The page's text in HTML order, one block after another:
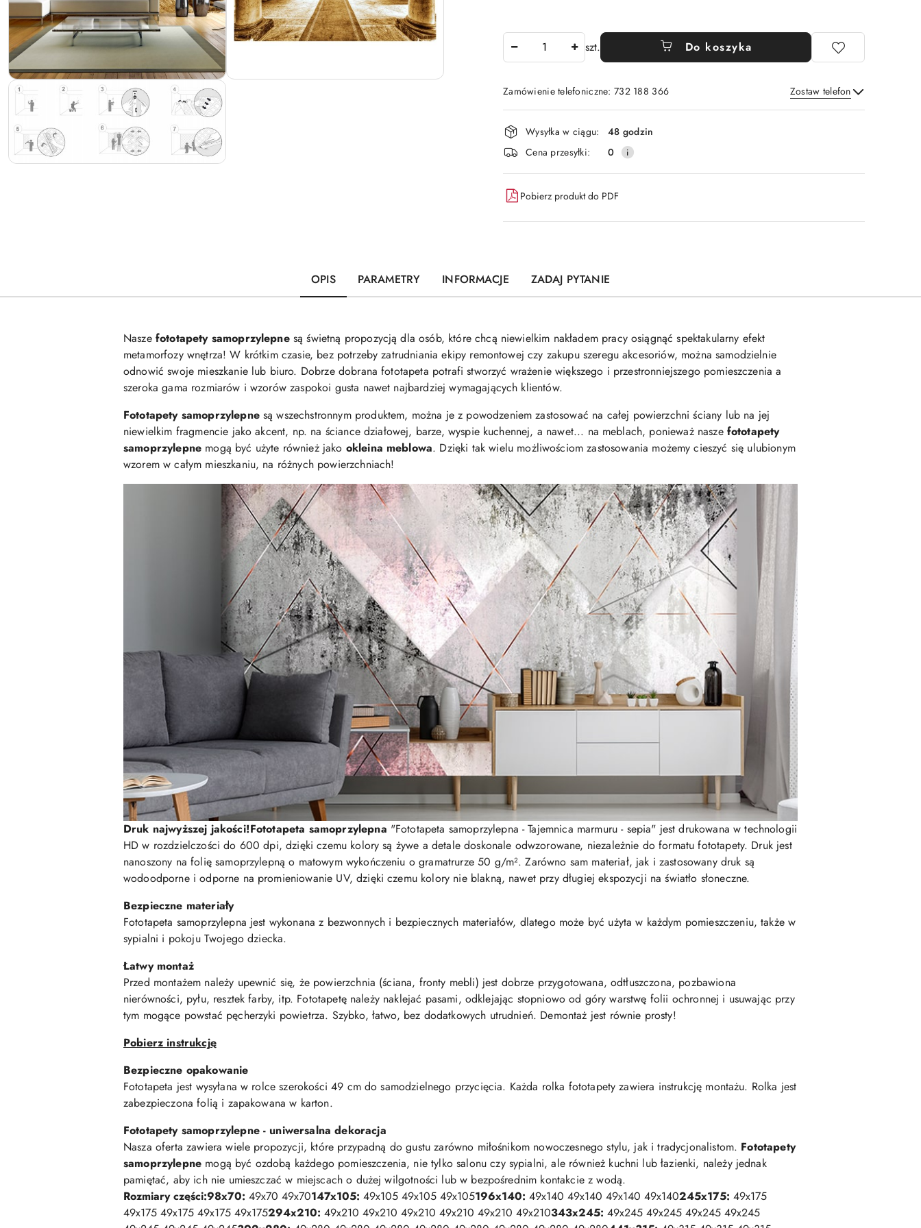
szt. Do koszyka
Zamówienie telefoniczne: 732 188 366 Zostaw telefon
Wyślij
Dostępność
i
dostawa
Wysyłka w ciągu:
48 godzin
Cena przesyłki:
0
Pobierz produkt do PDF
OPIS PARAMETRY INFORMACJE ZADAJ PYTANIE
Nasze fototapety samoprzylepnesą świetną propozycją dla osób, które chcą niewielkim nakładem pracy osiągnąć spektakularny efekt
metamorfozy wnętrza! W krótkim czasie, bez potrzeby zatrudniania ekipy remontowej czy zakupu szeregu akcesoriów, można samodzielnie
odnowić swoje mieszkanie lub biuro. Dobrze dobrana fototapeta potrafi stworzyć wrażenie większego i przestronniejszego pomieszczenia a
szeroka gama rozmiarów i wzorów zaspokoi gusta nawet najbardziej wymagających klientów.
Fototapety samoprzylepnesą wszechstronnym produktem, można je z powodzeniem zastosować na całej powierzchni ściany lub na jej
niewielkim fragmencie jako akcent, np. na ściance działowej, barze, wyspie kuchennej, a nawet... na meblach, ponieważ nasze fototapety
samoprzylepne mogą być użyte również jako okleina meblowa. Dzięki tak wielu możliwościom zastosowania możemy cieszyć się ulubionym
wzorem w całym mieszkaniu, na różnych powierzchniach!
Druk najwyższej jakości!Fototapeta samoprzylepna "Fototapeta samoprzylepna - Tajemnica marmuru - sepia" jest drukowana w technologii
HD w rozdzielczości do 600 dpi, dzięki czemu kolory są żywe a detale doskonale odwzorowane, niezależnie do formatu fototapety. Druk jest
nanoszony na folię samoprzylepną o matowym wykończeniu o gramatrurze 50 g/m². Zarówno sam materiał, jak i zastosowany druk są
wodoodporne i odporne na promieniowanie UV, dzięki czemu kolory nie blakną, nawet przy długiej ekspozycji na światło słoneczne.
Bezpieczne materiały
Fototapeta samoprzylepna jest wykonana z bezwonnych i bezpiecznych materiałów, dlatego może być użyta w każdym pomieszczeniu, także w
sypialni i pokoju Twojego dziecka.
Łatwy montaż
Przed montażem należy upewnić się, że powierzchnia (ściana, fronty mebli) jest dobrze przygotowana, odtłuszczona, pozbawiona
nierówności, pyłu, resztek farby, itp. Fototapetę należy naklejać pasami, odklejając stopniowo od góry warstwę folii ochronnej i usuwając przy
tym mogące powstać pęcherzyki powietrza. Szybko, łatwo, bez dodatkowych utrudnień. Demontaż jest równie prosty!
Pobierz instrukcję
Bezpieczne opakowanie
Fototapeta jest wysyłana w rolce szerokości 49 cm do samodzielnego przycięcia. Każda rolka fototapety zawiera instrukcję montażu. Rolka jest
zabezpieczona folią i zapakowana w karton.
Fototapety samoprzylepne - uniwersalna dekoracja
Nasza oferta zawiera wiele propozycji, które przypadną do gustu zarówno miłośnikom nowoczesnego stylu, jak i tradycjonalistom. Fototapety
samoprzylepne mogą być ozdobą każdego pomieszczenia, nie tylko salonu czy sypialni, ale również kuchni lub łazienki, należy jednak
pamiętać, aby ich nie umieszczać w miejscach o dużej wilgotności lub w bezpośrednim kontakcie z wodą.
Rozmiary części:98x70: 49x70 49x70147x105: 49x105 49x105 49x105196x140: 49x140 49x140 49x140 49x140245x175: 49x175
49x175 49x175 49x175 49x175294x210: 49x210 49x210 49x210 49x210 49x210 49x210343x245: 49x245 49x245 49x245 49x245